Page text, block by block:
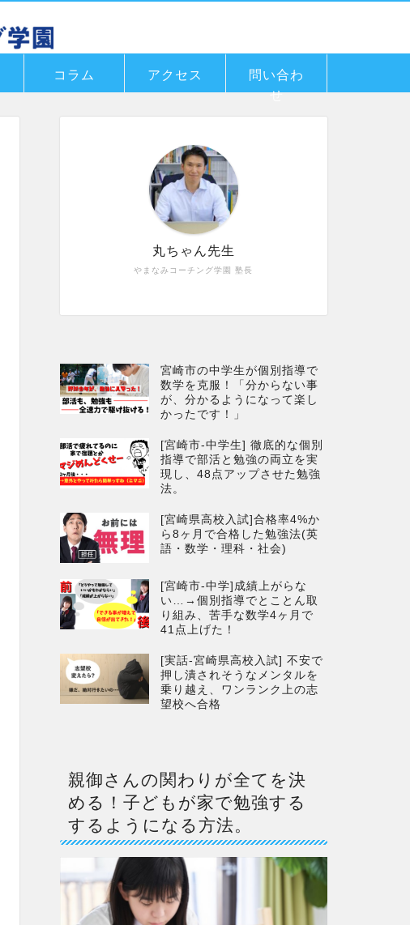
コラム アクセス
問い合わ
せ
やまなみコーチング学園 塾長
丸ちゃん先生
宮崎市の中学生が個別指導で
数学を克服！「分からない事
が、分かるようになって楽し
かったです！」
[宮崎市-中学生] 徹底的な個別
指導で部活と勉強の両立を実
現し、48点アップさせた勉強
法。
[宮崎県高校入試]合格率4%か
ら8ヶ月で合格した勉強法(英
語・数学・理科・社会)
[宮崎市-中学]成績上がらな
い…→個別指導でとことん取
り組み、苦手な数学4ヶ月で
41点上げた！
[実話-宮崎県高校入試] 不安で
押し潰されそうなメンタルを
乗り越え、ワンランク上の志
望校へ合格
親御さんの関わりが全てを決
める！子どもが家で勉強する
するようになる方法。